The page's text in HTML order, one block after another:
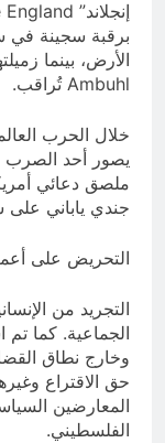
برقبة سجينة
Ambuhl تُراقب.
خلال الحرب
يصور أحد الصرب
ملصق دعائي
جندي ياباني
التحريض على
التجريد من
الجماعية. كما تم
وخارج نطاق
حق الاقتراع
المعارضين
الفلسطيني.